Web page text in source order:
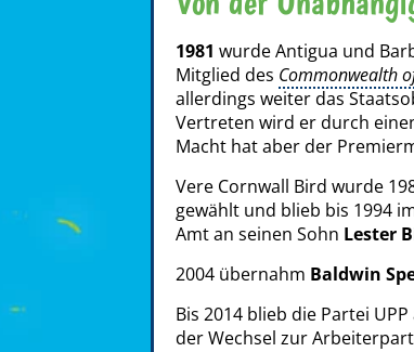
1981 wurde Antigua und
Mitglied des Commonwealth
allerdings weiter das
Vertreten wird er durch
Macht hat aber der
Vere Cornwall Bird wurde
gewählt und blieb bis 1994
Amt an seinen Sohn Lester
2004 übernahm Baldwin
Bis 2014 blieb die Partei
der Wechsel zur